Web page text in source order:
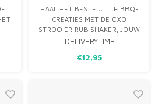
VERSTELBAAR)
HAAL HET BESTE UIT JE BBQ-
CREATIES MET DE OXO
STROOIER RUB SHAKER, JOUW
GEHEIME WAPEN VOOR
DEZE HANDIGE STROOIER IS
OOK VERSTELBAAR, ZODAT JE
DELIVERYTIME
€12,95